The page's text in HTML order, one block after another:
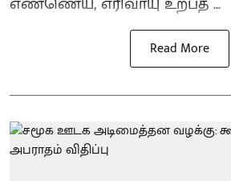
Read More